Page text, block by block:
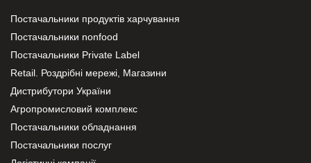
Постачальники продуктів харчування
Постачальники nonfood
Постачальники Private Label
Retail. Роздрібні мережі, Магазини
Дистрибутори України
Агропромисловий комплекс
Постачальники обладнання
Постачальники послуг